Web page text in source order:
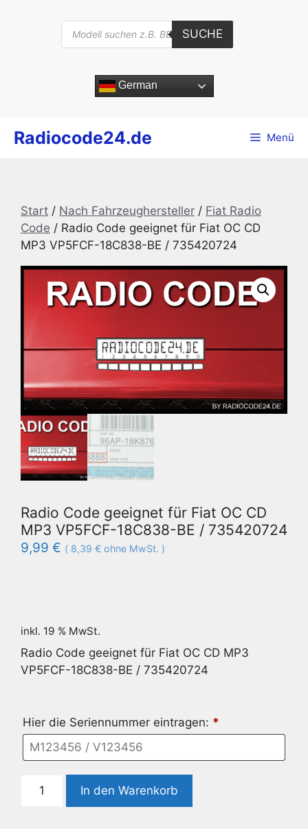
Products
search
SUCHE
German
Radiocode24.de Menü
Start / Nach Fahrzeughersteller / Fiat Radio
Code / Radio Code geeignet für Fiat OC CD
MP3 VP5FCF-18C838-BE / 735420724
Radio Code geeignet für Fiat OC CD
MP3 VP5FCF-18C838-BE / 735420724
9,99 € ( 8,39 € ohne MwSt. )
inkl. 19 % MwSt.
Radio Code geeignet für Fiat OC CD MP3
VP5FCF-18C838-BE / 735420724
Hier die Seriennummer eintragen: *
Code
In den Warenkorb